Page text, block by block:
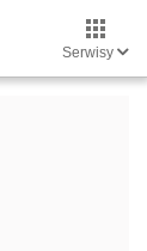
Serwisy